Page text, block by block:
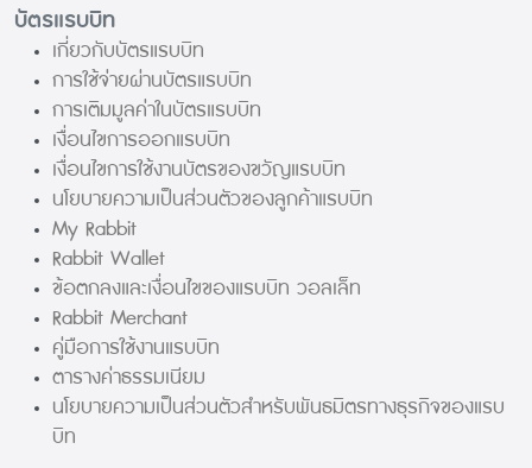
บัตรแรบบิท
เกี่ยวกับบัตรแรบบิท
การใช้จ่ายผ่านบัตรแรบบิท
การเติมมูลค่าในบัตรแรบบิท
เงื่อนไขการออกแรบบิท
เงื่อนไขการใช้งานบัตรของขวัญแรบบิท
นโยบายความเป็นส่วนตัวของลูกค้าแรบบิท
My Rabbit
Rabbit Wallet
ข้อตกลงและเงื่อนไขของแรบบิท วอลเล็ท
Rabbit Merchant
คู่มือการใช้งานแรบบิท
ตารางค่าธรรมเนียม
นโยบายความเป็นส่วนตัวสำหรับพันธมิตรทางธุรกิจของแรบ
บิท